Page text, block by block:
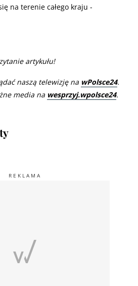
na terenie całego kraju -
artykułu!
naszą telewizję na wPolsce24.
media na wesprzyj.wpolsce24.